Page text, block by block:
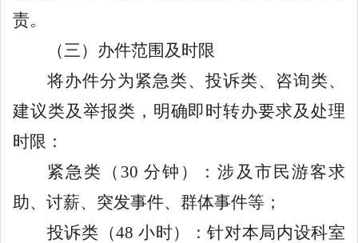
责。
（三）办件范围及时限
将办件分为紧急类、投诉类、咨询类、
建议类及举报类，明确即时转办要求及处理
时限：
紧急类（ 30分钟）：涉及市民游客求
助、讨薪、突发事件、群体事件等；
投诉类（48 小时）：针对本局内设科室